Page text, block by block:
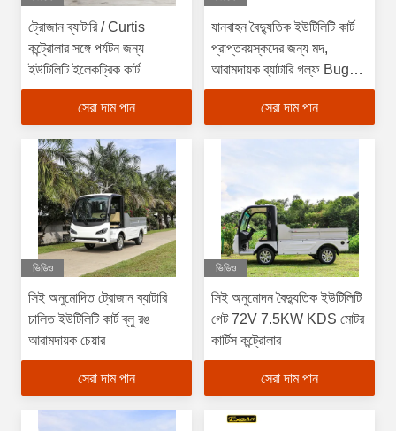
ট্রোজান ব্যাটারি / Curtis
কন্ট্রোলার সঙ্গে পর্যটন জন্য
ইউটিলিটি ইলেকট্রিক কার্ট
সেরা দাম পান
যানবাহন বৈদ্যুতিক ইউটিলিটি কার্ট
প্রাপ্তবয়স্কদের জন্য মদ,
আরামদায়ক ব্যাটারি গল্ফ Buggy
পরিচালিত
সেরা দাম পান
ভিডিও
সিই অনুমোদিত ট্রোজান ব্যাটারি
চালিত ইউটিলিটি কার্ট ব্লু রঙ
আরামদায়ক চেয়ার
সেরা দাম পান
ভিডিও
সিই অনুমোদন বৈদ্যুতিক ইউটিলিটি
গেট 72V 7.5KW KDS মোটর
কার্টিস কন্ট্রোলার
সেরা দাম পান